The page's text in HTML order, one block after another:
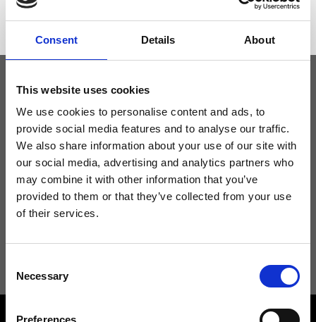
Consent Details About
This website uses cookies
We use cookies to personalise content and ads, to
provide social media features and to analyse our traffic.
We also share information about your use of our site with
our social media, advertising and analytics partners who
may combine it with other information that you’ve
provided to them or that they’ve collected from your use
of their services.
Selection
Necessary
Preferences
Tieniti aggiornato
Non perdere le novità di Ripani, iscriviti alla newsletter!
informazioni consulta laPrivacy Policy.